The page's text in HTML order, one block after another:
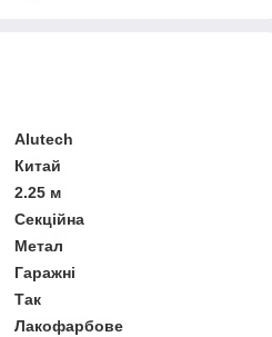
Alutech
Китай
2.25 м
Секційна
Метал
Гаражні
Так
Лакофарбове